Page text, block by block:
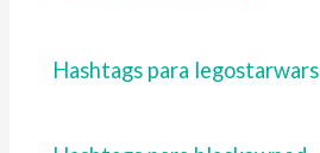
Hashtags para legostarwars